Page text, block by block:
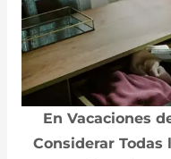
En Vacaciones
Considerar Todas